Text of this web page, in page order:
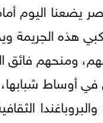
يضعنا اليوم
هذه الجريمة
ومنحهم
أوساط